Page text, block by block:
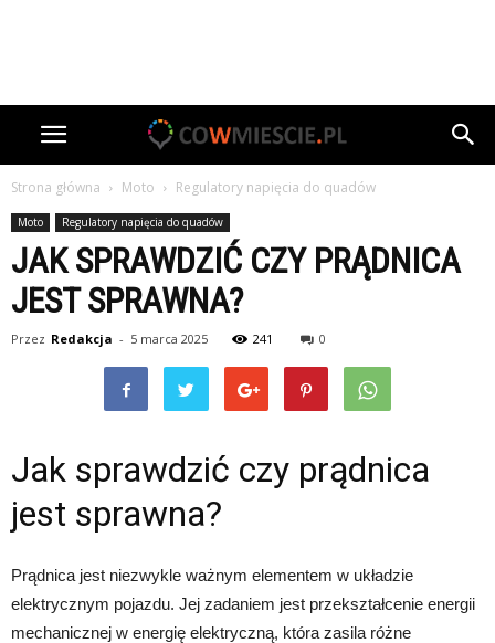
Strona główna Moto Regulatory napięcia do quadów
Moto Regulatory napięcia do quadów
JAK SPRAWDZIĆ CZY PRĄDNICA
JEST SPRAWNA?
Przez Redakcja - 5 marca 2025 241 0
Jak sprawdzić czy prądnica
jest sprawna?
Prądnica jest niezwykle ważnym elementem w układzie
elektrycznym pojazdu. Jej zadaniem jest przekształcenie energii
mechanicznej w energię elektryczną, która zasila różne